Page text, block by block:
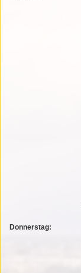
Donnerstag: